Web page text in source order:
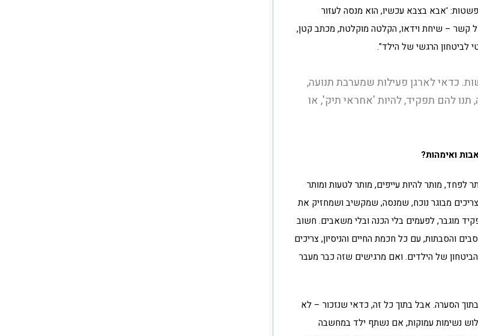
'אבא בצבא עכשיו, הוא מנסה לעזור
קשר – שיחת וידאו, הקלטה מוקלטת, מכתב קטן,
לביטחון הרגשי של הילד".
כדאי לארגן פעילות שמערבת תנועה,
תנו להם תפקיד, להיות 'אחראי תיק', או
ואימהות?
מותר להיות עייפים, מותר לטעות ומותר
מבוגר נוכח, שמנסה, שמקשיב ושמחזיק את
מוגבר, לפעמים בלי הכנה ובלי משאבים. חשוב
והסבתות, עם כל חכמת החיים והניסיון, צריכים
של הילדים. ואם מרגישים שזה כבר מעבר
הסערה. אבל בתוך כל זה, כדאי שנזכור – לא
נשימות עמוקות, אם נשתף ילד במחשבה